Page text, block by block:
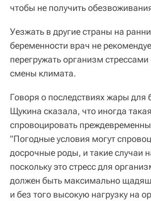
чтобы не получить
Уезжать в другие страны на
беременности врач не
перегружать организм стрессами
смены климата.
Говоря о последствиях жары для
Щукина сказала, что иногда
спровоцировать
"Погодные условия могут
досрочные роды, и такие случаи
поскольку это стресс для
должен быть максимально
и без того высокую нагрузку на